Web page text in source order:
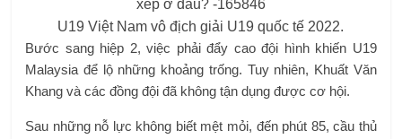
U19 Việt Nam vô địch giải U19 quốc tế 2022.
Bước sang hiệp 2, việc phải đẩy cao đội hình khiến U19
Malaysia để lộ những khoảng trống. Tuy nhiên, Khuất Văn
Khang và các đồng đội đã không tận dụng được cơ hội.
Sau những nỗ lực không biết mệt mỏi, đến phút 85, cầu thủ